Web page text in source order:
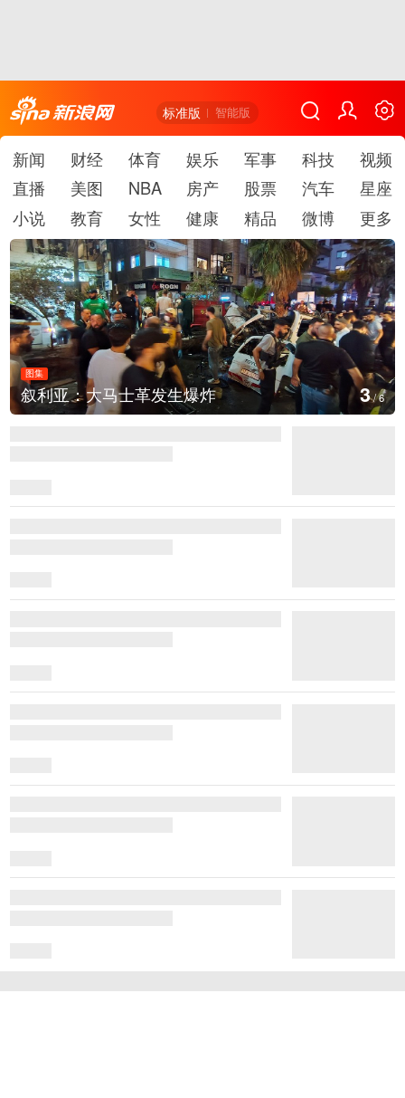
标准版 智能版
新闻 财经 体育 娱乐 军事 科技
视频
直播
美图 NBA 房产 股票 汽车
星座
小说
教育 女性 健康 精品 微博 更多
炸
图集
云南弥勒：欢庆火把节
4/6